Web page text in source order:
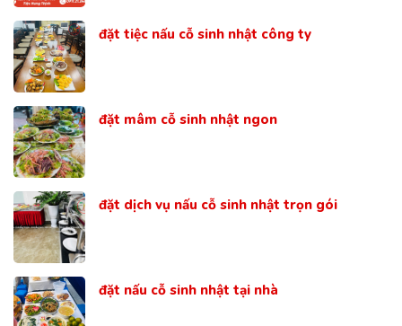
đặt tiệc nấu cỗ sinh nhật công ty
đặt mâm cỗ sinh nhật ngon
đặt dịch vụ nấu cỗ sinh nhật trọn gói
đặt nấu cỗ sinh nhật tại nhà